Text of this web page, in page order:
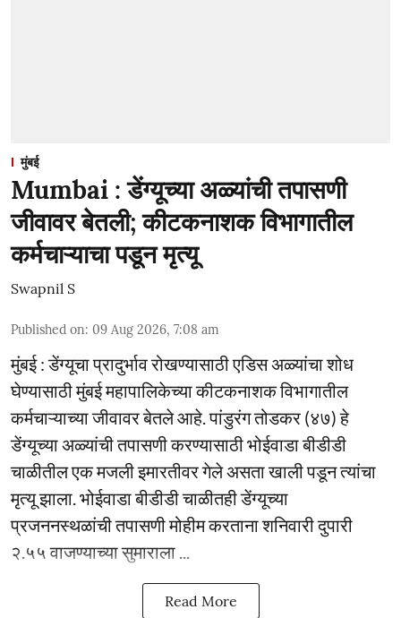
मुंबई
Mumbai : डेंग्यूच्या अळ्यांची तपासणी
जीवावर बेतली; कीटकनाशक विभागातील
कर्मचाऱ्याचा पडून मृत्यू
Swapnil S
Published on: 09 Aug 2026, 7:08 am
मुंबई : डेंग्यूचा प्रादुर्भाव रोखण्यासाठी एडिस अळ्यांचा शोध
घेण्यासाठी मुंबई महापालिकेच्या कीटकनाशक विभागातील
कर्मचाऱ्याच्या जीवावर बेतले आहे. पांडुरंग तोडकर (४७) हे
डेंग्यूच्या अळ्यांची तपासणी करण्यासाठी भोईवाडा बीडीडी
चाळीतील एक मजली इमारतीवर गेले असता खाली पडून त्यांचा
मृत्यू झाला. भोईवाडा बीडीडी चाळीतही डेंग्यूच्या
प्रजननस्थळांची तपासणी मोहीम करताना शनिवारी दुपारी
२.५५ वाजण्याच्या सुमाराला ...
Read More